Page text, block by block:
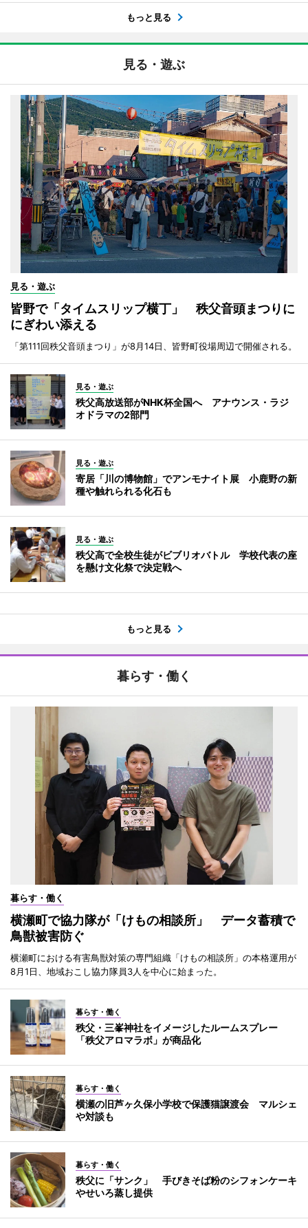
もっと見る
見る・遊ぶ
見る・遊ぶ
皆野で「タイムスリップ横丁」 秩父音頭まつりに
にぎわい添える
「第111回秩父音頭まつり」が8月14日、皆野町役場周辺で開催される。
見る・遊ぶ
秩父高放送部がNHK杯全国へ アナウンス・ラジ
オドラマの2部門
見る・遊ぶ
寄居「川の博物館」でアンモナイト展 小鹿野の新
種や触れられる化石も
見る・遊ぶ
秩父高で全校生徒がビブリオバトル 学校代表の座
を懸け文化祭で決定戦へ
もっと見る
暮らす・働く
暮らす・働く
横瀬町で協力隊が「けもの相談所」 データ蓄積で
鳥獣被害防ぐ
横瀬町における有害鳥獣対策の専門組織「けもの相談所」の本格運用が
8月1日、地域おこし協力隊員3人を中心に始まった。
暮らす・働く
秩父・三峯神社をイメージしたルームスプレー
「秩父アロマラボ」が商品化
暮らす・働く
横瀬の旧芦ヶ久保小学校で保護猫譲渡会 マルシェ
や対談も
暮らす・働く
秩父に「サンク」 手びきそば粉のシフォンケーキ
やせいろ蒸し提供